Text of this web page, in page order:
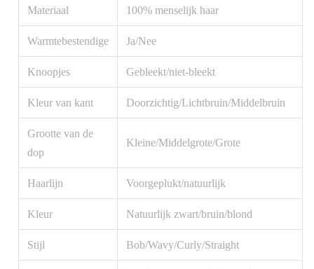
Materiaal 100% menselijk haar
Warmtebestendige Ja/Nee
Knoopjes Gebleekt/niet-bleekt
Kleur van kant Doorzichtig/Lichtbruin/Middelbruin
Grootte van de
dop
Kleine/Middelgrote/Grote
Haarlijn Voorgeplukt/natuurlijk
Kleur Natuurlijk zwart/bruin/blond
Stijl Bob/Wavy/Curly/Straight